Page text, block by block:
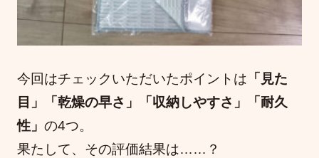
今回はチェックいただいたポイントは 「見た
目」「乾燥の早さ」「収納しやすさ」「耐久
性」 の4つ。
果たして、その評価結果は……？